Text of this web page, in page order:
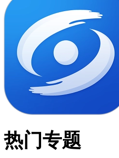
热门专题